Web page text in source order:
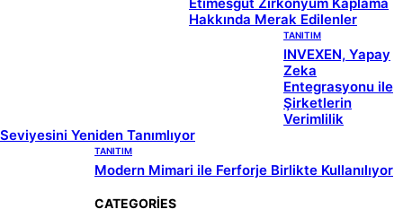
Hakkında Merak Edilenler
TANITIM
INVEXEN, Yapay
Zeka
Entegrasyonu ile
Şirketlerin
Verimlilik
Seviyesini Yeniden Tanımlıyor
TANITIM
Modern Mimari ile Ferforje Birlikte Kullanılıyor
CATEGORIES